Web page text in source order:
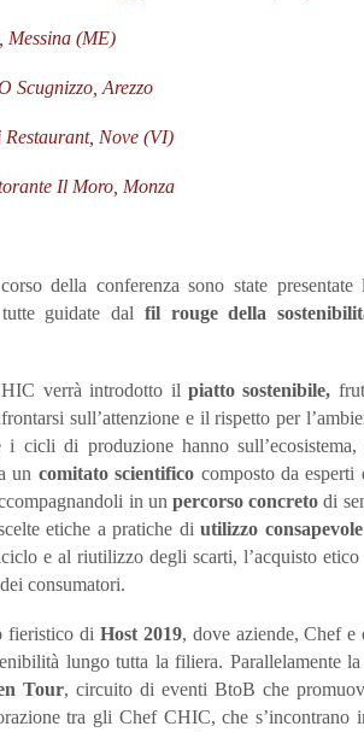
Messina (ME)
Scugnizzo, Arezzo
Restaurant, Nove (VI)
Il Moro, Monza
della conferenza sono state
guidate dal fil rouge della
verrà introdotto ilpiatto sostenibile,
sull’attenzione e il rispetto per
i cicli di produzione hanno
un comitato scientifico composto da
in unpercorso concretodi
etiche a pratiche di utilizzo
e al riutilizzo degli scarti, l’acquisto
consumatori.
fieristico di Host 2019, dove aziende, Chef e
lungo tutta la filiera. Parallelamente
Tour, circuito di eventi BtoB che
tra gli Chef CHIC, che s’incontrano